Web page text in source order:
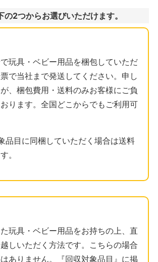
の2つからお選びいただけます。
玩具・ベビー用品を梱包していただ
で当社まで発送してください。申し
、梱包費用・送料のみお客様にご負
ります。全国どこからでもご利用可
品目に同梱していただく場合は送料
。
玩具・ベビー用品をお持ちの上、直
しいただく方法です。こちらの場合
ありません。『回収対象品目』に掲